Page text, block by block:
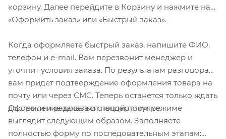
Мешочек для хранения в комплекте.
Дополнительные линзы в комплекте: желтая и
корзину. Далее перейдите в Корзину и нажмите на
«Оформить заказ» или «Быстрый заказ».
Когда оформляете быстрый заказ, напишите ФИО,
телефон и e-mail. Вам перезвонит менеджер и
уточнит условия заказа. По результатам разговора
вам придет подтверждение оформления товара на
почту или через СМС. Теперь останется только ждать
доставки и радоваться новой покупке.
Оформление заказа в стандартном режиме
выглядит следующим образом. Заполняете
полностью форму по последовательным этапам: